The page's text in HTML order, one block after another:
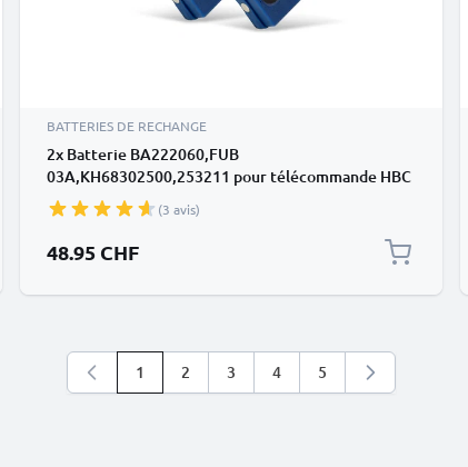
BATTERIES DE RECHANGE
2x Batterie BA222060,FUB
03A,KH68302500,253211 pour télécommande HBC
Radiomatic Orbit / Micron 4 700mAh
(3 avis)
48.95 CHF
Vous lisez actuellement la page
1 Page
2 Page
3 Page
4 Page
5